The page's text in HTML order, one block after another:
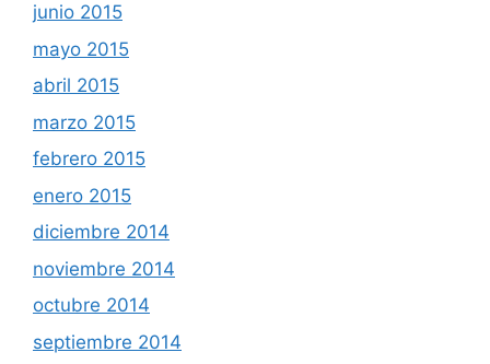
junio 2015
mayo 2015
abril 2015
marzo 2015
febrero 2015
enero 2015
diciembre 2014
noviembre 2014
octubre 2014
septiembre 2014